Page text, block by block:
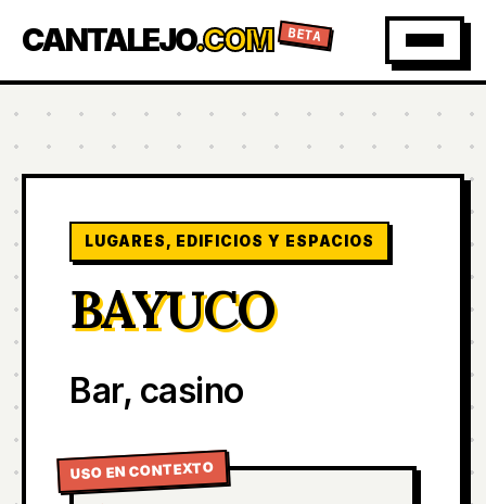
CANTALEJO.COM BETA
LUGARES, EDIFICIOS Y ESPACIOS
BAYUCO
Bar, casino
USO EN CONTEXTO